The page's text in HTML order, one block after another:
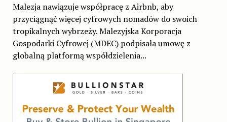
Malezja nawiązuje współpracę z Airbnb, aby
przyciągnąć więcej cyfrowych nomadów do swoich
tropikalnych wybrzeży. Malezyjska Korporacja
Gospodarki Cyfrowej (MDEC) podpisała umowę z
globalną platformą współdzielenia...